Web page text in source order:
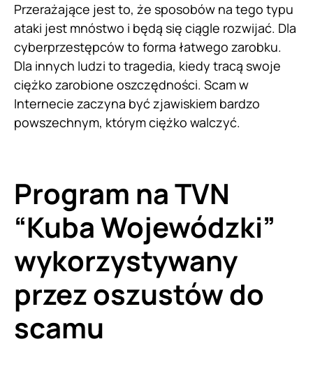
Przerażające jest to, że sposobów na tego typu
ataki jest mnóstwo i będą się ciągle rozwijać. Dla
cyberprzestępców to forma łatwego zarobku.
Dla innych ludzi to tragedia, kiedy tracą swoje
ciężko zarobione oszczędności. Scam w
Internecie zaczyna być zjawiskiem bardzo
powszechnym, którym ciężko walczyć.
Program na TVN
“Kuba Wojewódzki”
wykorzystywany
przez oszustów do
scamu